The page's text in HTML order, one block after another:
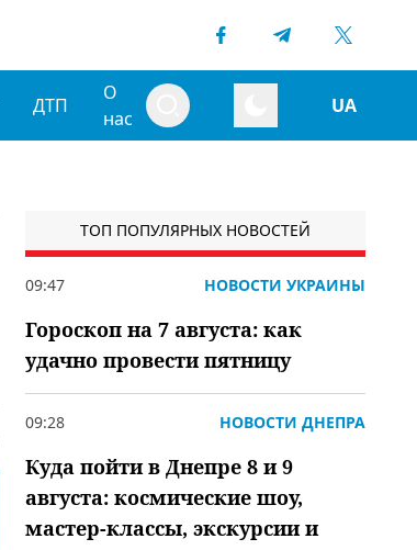
ДТП
О
нас
UA
ТОП ПОПУЛЯРНЫХ НОВОСТЕЙ
09:47 НОВОСТИ УКРАИНЫ
Гороскоп на 7 августа: как
удачно провести пятницу
09:28 НОВОСТИ ДНЕПРА
Куда пойти в Днепре 8 и 9
августа: космические шоу,
мастер-классы, экскурсии и